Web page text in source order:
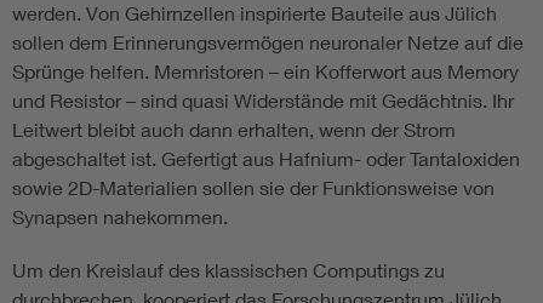
werden. Von Gehirnzellen inspirierte Bauteile aus Jülich
sollen dem Erinnerungsvermögen neuronaler Netze auf die
Sprünge helfen. Memristoren – ein Kofferwort aus Memory
und Resistor – sind quasi Widerstände mit Gedächtnis. Ihr
Leitwert bleibt auch dann erhalten, wenn der Strom
abgeschaltet ist. Gefertigt aus Hafnium- oder Tantaloxiden
sowie 2D-Materialien sollen sie der Funktionsweise von
Synapsen nahekommen.
Um den Kreislauf des klassischen Computings zu